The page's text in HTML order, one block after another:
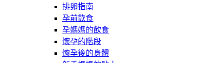
排卵指南
孕前飲食
孕媽媽的飲食
懷孕的階段
懷孕後的身體